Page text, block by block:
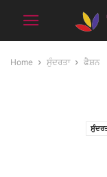
Home ਸੁੰਦਰਤਾ ਫੈਸ਼ਨ